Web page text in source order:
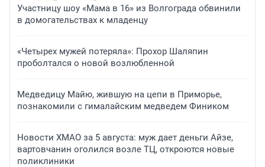
Участницу шоу «Мама в 16» из Волгограда обвинили
в домогательствах к младенцу
«Четырех мужей потеряла»: Прохор Шаляпин
проболтался о новой возлюбленной
Медведицу Майю, жившую на цепи в Приморье,
познакомили с гималайским медведем Фиником
Новости ХМАО за 5 августа: муж дает деньги Айзе,
вартовчанин оголился возле ТЦ, откроются новые
поликлиники